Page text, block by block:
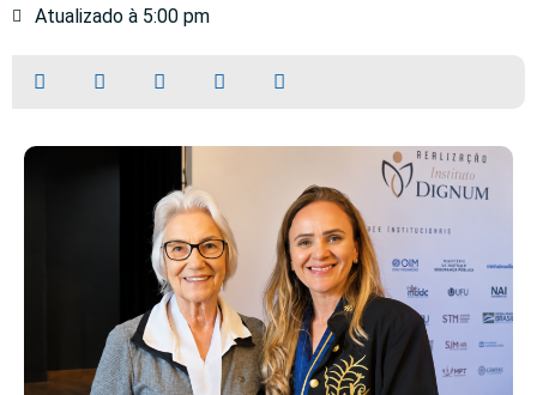
Atualizado à 5:00 pm